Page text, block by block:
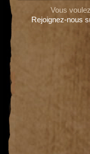
Vous
Rejoignez-nous